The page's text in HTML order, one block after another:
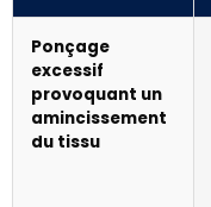
Ponçage
excessif
provoquant un
amincissement
du tissu